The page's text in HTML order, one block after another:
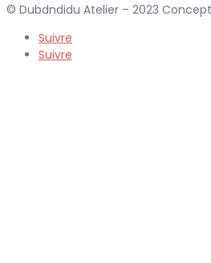
© Dubdndidu Atelier – 2023
Suivre
Suivre